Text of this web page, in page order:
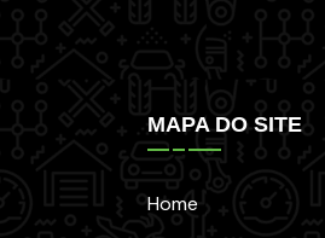
MAPA DO SITE
Home